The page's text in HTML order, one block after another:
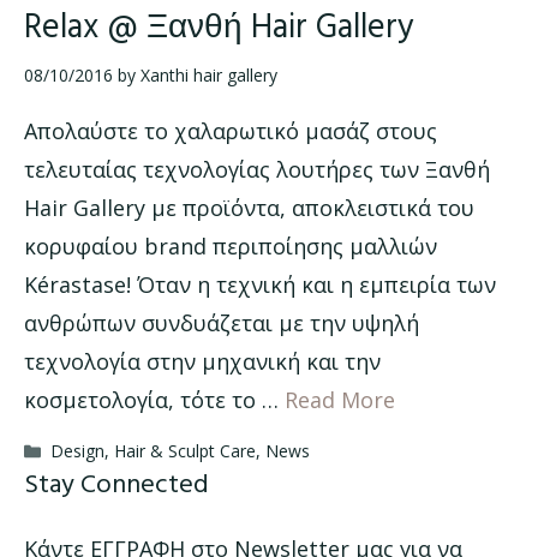
Relax @ Ξανθή Hair Gallery
08/10/2016 by Xanthi hair gallery
Απολαύστε το χαλαρωτικό μασάζ στους
τελευταίας τεχνολογίας λουτήρες των Ξανθή
Hair Gallery με προϊόντα, αποκλειστικά του
κορυφαίου brand περιποίησης μαλλιών
Kérastase! Όταν η τεχνική και η εμπειρία των
ανθρώπων συνδυάζεται με την υψηλή
τεχνολογία στην μηχανική και την
κοσμετολογία, τότε το … Read More
Categories
Design, Hair & Sculpt Care, News
Stay Connected
Κάντε ΕΓΓΡΑΦΗ στο Newsletter μας για να